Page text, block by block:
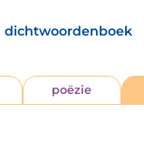
dichtwoordenboek
poëzie